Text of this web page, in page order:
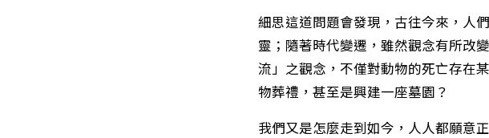
細思這道問題會發現，古往今來，人
靈；隨著時代變遷，雖然觀念有所改
流」之觀念，不僅對動物的死亡存在
物葬禮，甚至是興建一座墓園？
我們又是怎麼走到如今，人人都願意